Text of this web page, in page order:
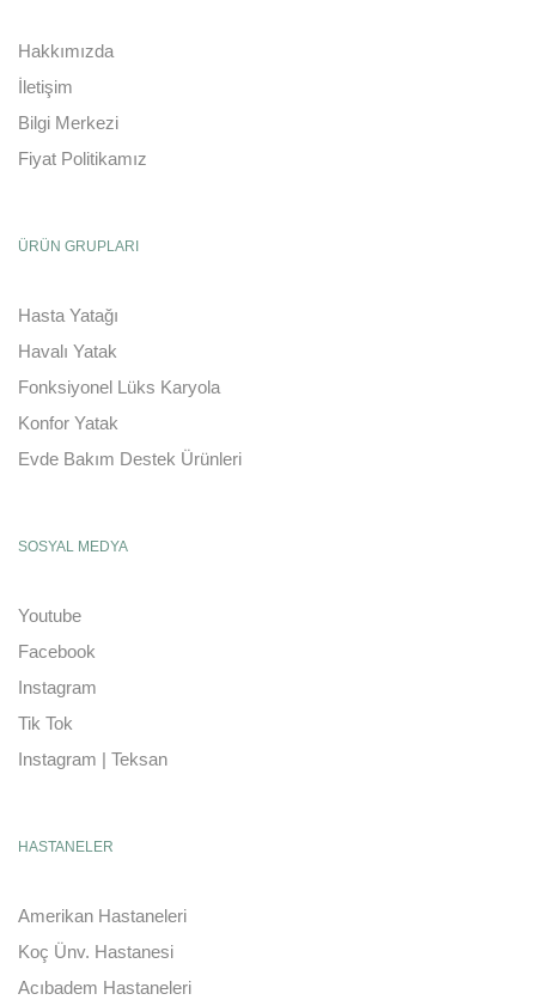
Hakkımızda
İletişim
Bilgi Merkezi
Fiyat Politikamız
ÜRÜN GRUPLARI
Hasta Yatağı
Havalı Yatak
Fonksiyonel Lüks Karyola
Konfor Yatak
Evde Bakım Destek Ürünleri
SOSYAL MEDYA
Youtube
Facebook
Instagram
Tik Tok
Instagram | Teksan
HASTANELER
Amerikan Hastaneleri
Koç Ünv. Hastanesi
Acıbadem Hastaneleri